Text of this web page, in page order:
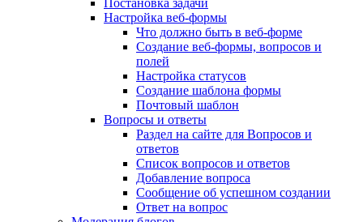
Постановка задачи
Настройка веб-формы
Что должно быть в веб-форме
Создание веб-формы, вопросов и
полей
Настройка статусов
Создание шаблона формы
Почтовый шаблон
Вопросы и ответы
Раздел на сайте для Вопросов и
ответов
Список вопросов и ответов
Добавление вопроса
Сообщение об успешном создании
Ответ на вопрос